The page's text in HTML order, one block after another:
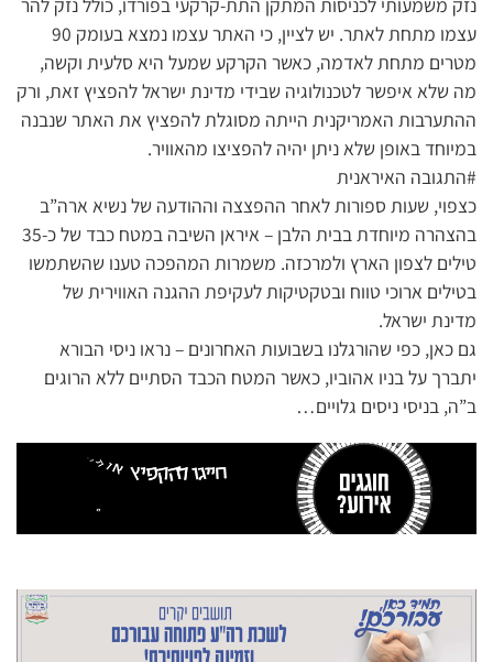
עצמו מתחת לאתר. יש לציין, כי האתר עצמו נמצא בעומק 90
מטרים מתחת לאדמה, כאשר הקרקע שמעל היא סלעית וקשה,
מה שלא איפשר לטכנולוגיה שבידי מדינת ישראל להפציץ זאת, ורק
ההתערבות האמריקנית הייתה מסוגלת להפציץ את האתר שנבנה
במיוחד באופן שלא ניתן יהיה להפציצו מהאוויר.
#התגובה האיראנית
כצפוי, שעות ספורות לאחר ההפצצה וההודעה של נשיא ארה”ב
בהצהרה מיוחדת בבית הלבן – איראן השיבה במטח כבד של כ-35
טילים לצפון הארץ ולמרכזה. משמרות המהפכה טענו שהשתמשו
בטילים ארוכי טווח ובטקטיקות לעקיפת ההגנה האווירית של
מדינת ישראל.
גם כאן, כפי שהורגלנו בשבועות האחרונים – נראו ניסי הבורא
יתברך על בניו אהוביו, כאשר המטח הכבד הסתיים ללא הרוגים
ב”ה, בניסי ניסים גלויים…